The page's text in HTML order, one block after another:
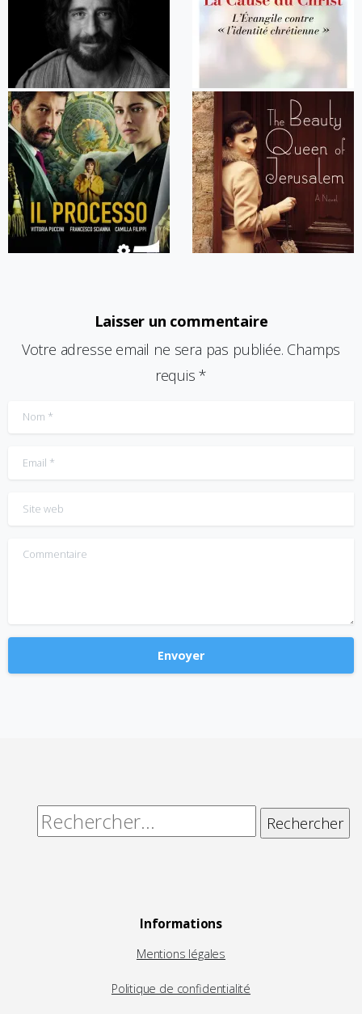
Laisser un commentaire
Votre adresse email ne sera pas publiée. Champs
requis *
Nom*
Email*
Site web
Commentaire
Rechercher :
Informations
Mentions légales
Politique de confidentialité